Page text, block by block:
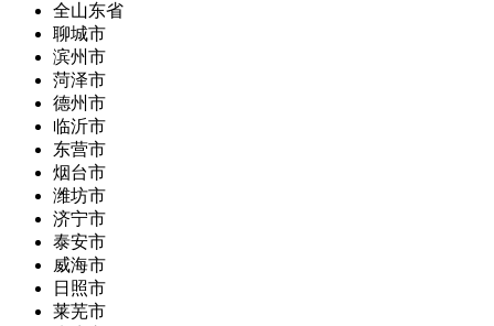
全山东省
聊城市
滨州市
菏泽市
德州市
临沂市
东营市
烟台市
潍坊市
济宁市
泰安市
威海市
日照市
莱芜市